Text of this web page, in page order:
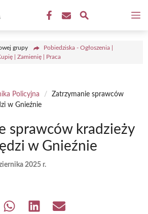
grupy
Pobiedziska - Ogłoszenia |
| Zamienię | Praca
Policyjna /
Zatrzymanie sprawców
w Gnieźnie
sprawców kradzieży
w Gnieźnie
2025 r.
Share Share Share